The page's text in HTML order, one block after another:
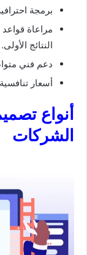
برمجة
مراعاة قواعد
النتائج الأولى.
دعم فني
أسعار
أنواع
الشركات